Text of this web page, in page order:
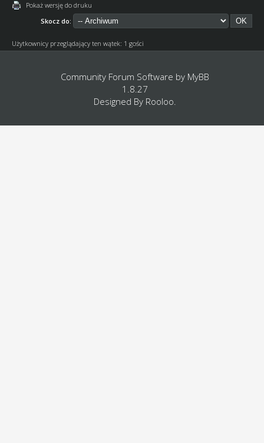
Pokaż wersję do druku
Skocz do:
Użytkownicy przeglądający ten wątek: 1 gości
Community Forum Software by MyBB
1.8.27
Designed By Rooloo.